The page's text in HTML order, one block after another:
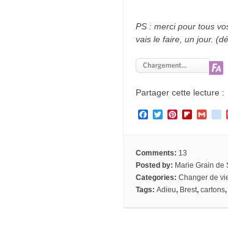
PS : merci pour tous
vais le faire, un jour.
Partager cette lecture :
F
b
o
k
T
t
e
r
P
e
r
e
s
t
F
o
r
d
e
_
b
o
Comments: 13
Posted by: Marie Grain de
Categories: Changer de
Tags: Adieu, Brest, cartons,